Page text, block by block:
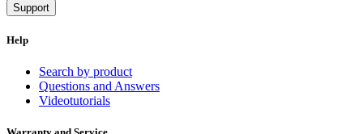
Support
Help
Search by product
Questions and Answers
Videotutorials